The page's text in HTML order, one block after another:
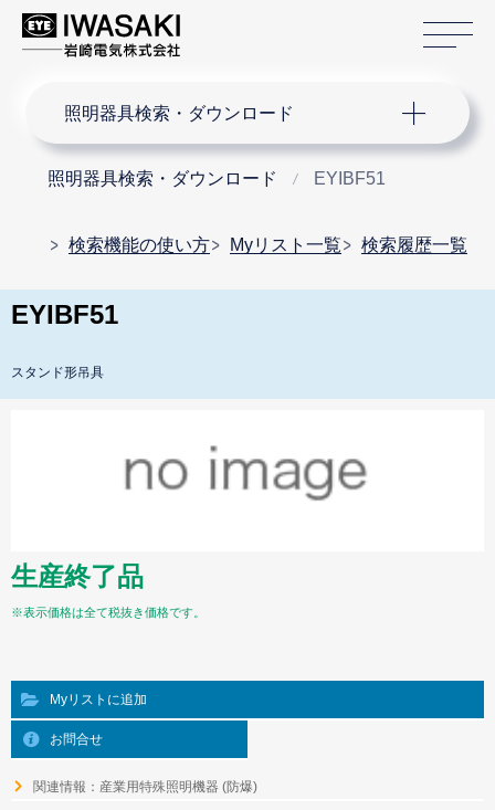
照明器具検索・ダウンロード
照明器具検索・ダウンロード EYIBF51
検索機能の使い方 Myリスト一覧 検索履歴一覧
EYIBF51
スタンド形吊具
生産終了品
※表示価格は全て税抜き価格です。
Myリストに追加
お問合せ
関連情報：産業用特殊照明機器 (防爆)